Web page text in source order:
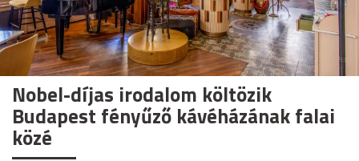
Nobel-díjas irodalom költözik
Budapest fényűző kávéházának falai
közé